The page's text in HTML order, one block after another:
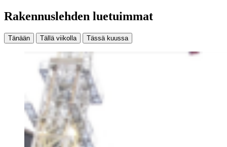
Rakennuslehden luetuimmat
Tänään Tällä viikolla Tässä kuussa